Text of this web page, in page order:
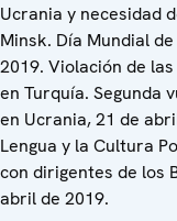
Ucrania y necesidad
Minsk. Día Mundial
2019. Violación de
en Turquía. Segunda
en Ucrania, 21 de
Lengua y la Cultura
con dirigentes de los
abril de 2019.